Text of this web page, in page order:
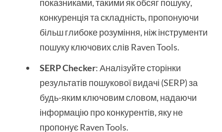
показниками, такими як обсяг пошуку,
конкуренція та складність, пропонуючи
більш глибоке розуміння, ніж інструменти
пошуку ключових слів Raven Tools.
SERP Checker: Аналізуйте сторінки
результатів пошукової видачі (SERP) за
будь-яким ключовим словом, надаючи
інформацію про конкурентів, яку не
пропонує Raven Tools.